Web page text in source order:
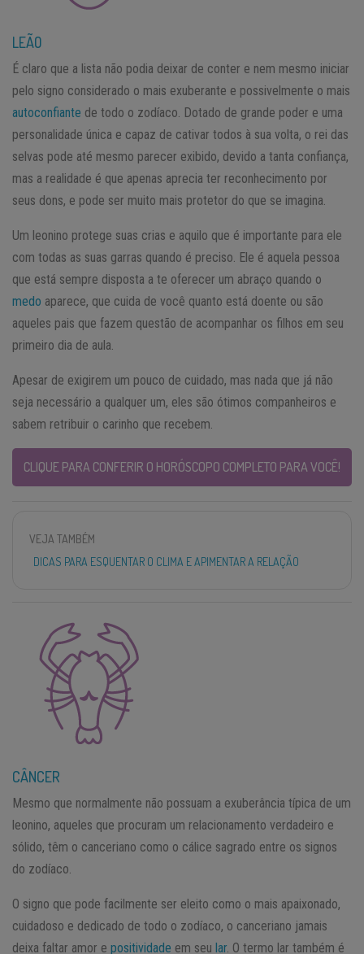
LEÃO
É claro que a lista não podia deixar de conter e nem mesmo iniciar
pelo signo considerado o mais exuberante e possivelmente o mais
autoconfiante de todo o zodíaco. Dotado de grande poder e uma
personalidade única e capaz de cativar todos à sua volta, o rei das
selvas pode até mesmo parecer exibido, devido a tanta confiança,
mas a realidade é que apenas aprecia ter reconhecimento por
seus dons, e pode ser muito mais protetor do que se imagina.
Um leonino protege suas crias e aquilo que é importante para ele
com todas as suas garras quando é preciso. Ele é aquela pessoa
que está sempre disposta a te oferecer um abraço quando o
medo aparece, que cuida de você quanto está doente ou são
aqueles pais que fazem questão de acompanhar os filhos em seu
primeiro dia de aula.
Apesar de exigirem um pouco de cuidado, mas nada que já não
seja necessário a qualquer um, eles são ótimos companheiros e
sabem retribuir o carinho que recebem.
CLIQUE PARA CONFERIR O HORÓSCOPO COMPLETO PARA VOCÊ!
VEJA TAMBÉM
DICAS PARA ESQUENTAR O CLIMA E APIMENTAR A RELAÇÃO
CÂNCER
Mesmo que normalmente não possuam a exuberância típica de um
leonino, aqueles que procuram um relacionamento verdadeiro e
sólido, têm o canceriano como o cálice sagrado entre os signos
do zodíaco.
O signo que pode facilmente ser eleito como o mais apaixonado,
cuidadoso e dedicado de todo o zodíaco, o canceriano jamais
deixa faltar amor e positividade em seu lar. O termo lar também é